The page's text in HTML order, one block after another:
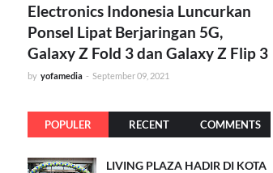
Electronics Indonesia Luncurkan
Ponsel Lipat Berjaringan 5G,
Galaxy Z Fold 3 dan Galaxy Z Flip 3
by yofamedia - September 09, 2021
POPULER RECENT COMMENTS
LIVING PLAZA HADIR DI KOTA